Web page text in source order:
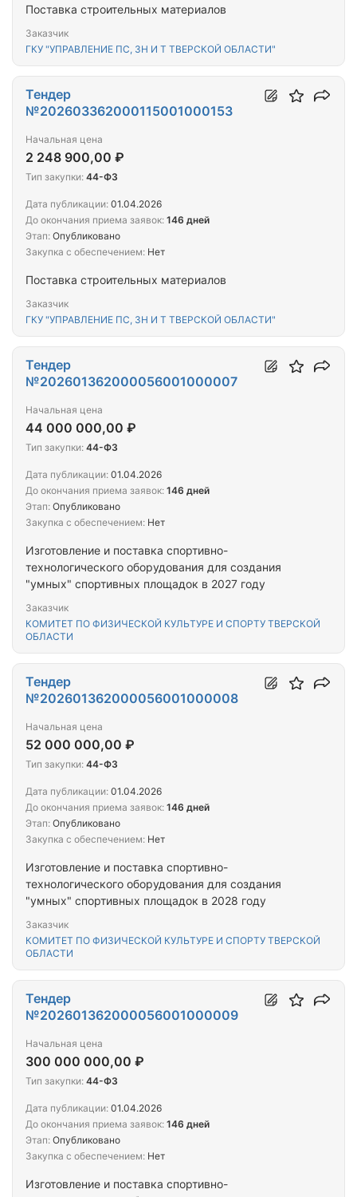
Поставка строительных материалов
Заказчик
ГКУ "УПРАВЛЕНИЕ ПС, ЗН И Т ТВЕРСКОЙ ОБЛАСТИ"
Поставка строительных материалов
Заказчик
ГКУ "УПРАВЛЕНИЕ ПС, ЗН И Т ТВЕРСКОЙ ОБЛАСТИ"
Тендер
№202603362000115001000153
Начальная цена
2 248 900,00 ₽
Тип закупки: 44-ФЗ
Дата публикации: 01.04.2026
До окончания приема заявок: 146 дней
Этап: Опубликовано
Закупка с обеспечением: Нет
Изготовление и поставка спортивно-
технологического оборудования для создания
"умных" спортивных площадок в 2027 году
Заказчик
КОМИТЕТ ПО ФИЗИЧЕСКОЙ КУЛЬТУРЕ И СПОРТУ ТВЕРСКОЙ
ОБЛАСТИ
Тендер
№202601362000056001000007
Начальная цена
44 000 000,00 ₽
Тип закупки: 44-ФЗ
Дата публикации: 01.04.2026
До окончания приема заявок: 146 дней
Этап: Опубликовано
Закупка с обеспечением: Нет
Изготовление и поставка спортивно-
технологического оборудования для создания
"умных" спортивных площадок в 2028 году
Заказчик
КОМИТЕТ ПО ФИЗИЧЕСКОЙ КУЛЬТУРЕ И СПОРТУ ТВЕРСКОЙ
ОБЛАСТИ
Тендер
№202601362000056001000008
Начальная цена
52 000 000,00 ₽
Тип закупки: 44-ФЗ
Дата публикации: 01.04.2026
До окончания приема заявок: 146 дней
Этап: Опубликовано
Закупка с обеспечением: Нет
Изготовление и поставка спортивно-
Тендер
№202601362000056001000009
Начальная цена
300 000 000,00 ₽
Тип закупки: 44-ФЗ
Дата публикации: 01.04.2026
До окончания приема заявок: 146 дней
Этап: Опубликовано
Закупка с обеспечением: Нет